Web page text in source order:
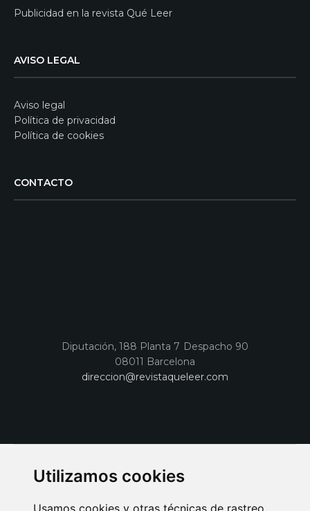
Utilizamos cookies
Usamos cookies y otras técnicas de rastreo
Publicidad en la revista Qué Leer
AVISO LEGAL
Aviso legal
Política de privacidad
Política de cookies
CONTACTO
Diputación, 188 Planta 7 Despacho 90
08011 Barcelona
direccion@revistaqueleer.com